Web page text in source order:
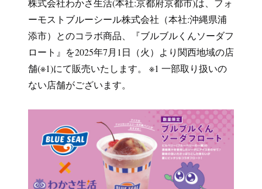
株式会社わかさ生活(本社:京都府京都市)は、フォ
ーモストブルーシール株式会社（本社:沖縄県浦
添市）とのコラボ商品、『ブルブルくんソーダフ
ロート』を2025年7月1日（火）より関西地域の店
舗(※1)にて販売いたします。 ※1 一部取り扱いの
ない店舗がございます。